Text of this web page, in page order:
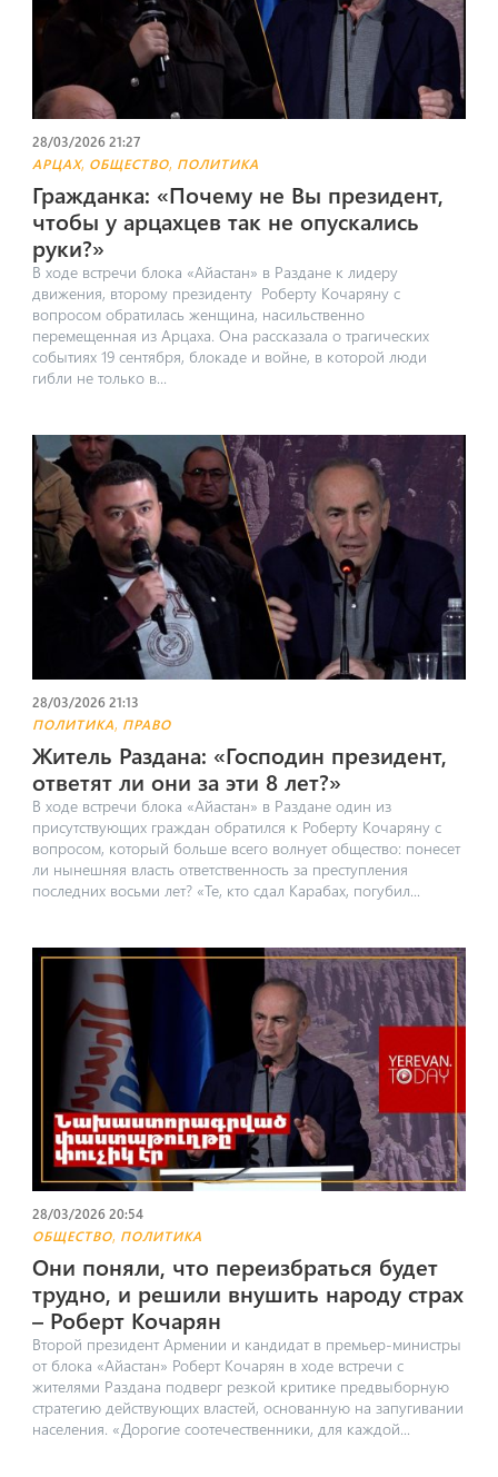
28/03/2026 21:27
АРЦАХ, ОБЩЕСТВО, ПОЛИТИКА
Гражданка: «Почему не Вы президент,
чтобы у арцахцев так не опускались
руки?»
В ходе встречи блока «Айастан» в Раздане к лидеру
движения, второму президенту Роберту Кочаряну с
вопросом обратилась женщина, насильственно
перемещенная из Арцаха. Она рассказала о трагических
событиях 19 сентября, блокаде и войне, в которой люди
гибли не только в...
28/03/2026 21:13
ПОЛИТИКА, ПРАВО
Житель Раздана: «Господин президент,
ответят ли они за эти 8 лет?»
В ходе встречи блока «Айастан» в Раздане один из
присутствующих граждан обратился к Роберту Кочаряну с
вопросом, который больше всего волнует общество: понесет
ли нынешняя власть ответственность за преступления
последних восьми лет? ​«Те, кто сдал Карабах, погубил...
28/03/2026 20:54
ОБЩЕСТВО, ПОЛИТИКА
Они поняли, что переизбраться будет
трудно, и решили внушить народу страх
– Роберт Кочарян
Второй президент Армении и кандидат в премьер-министры
от блока «Айастан» Роберт Кочарян в ходе встречи с
жителями Раздана подверг резкой критике предвыборную
стратегию действующих властей, основанную на запугивании
населения. ​«Дорогие соотечественники, для каждой...